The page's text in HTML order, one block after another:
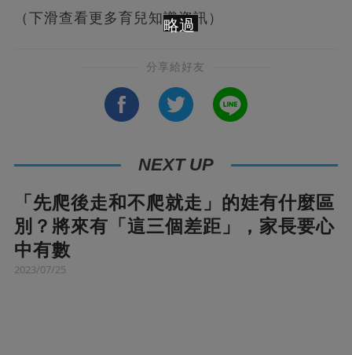
（下滑查看更多育兒知識資訊）
分享給好友
NEXT UP
「先爬後走和不爬就走」的娃有什麼區
別？將來有「這三個差距」，家長要心
中有數
2023/07/25
略過